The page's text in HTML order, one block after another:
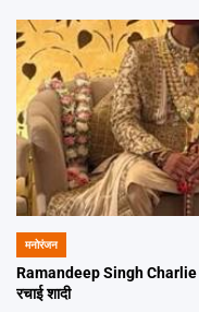
POSTED
IN
मनोरंजन
Ramandeep Singh Charlie
रचाई शादी